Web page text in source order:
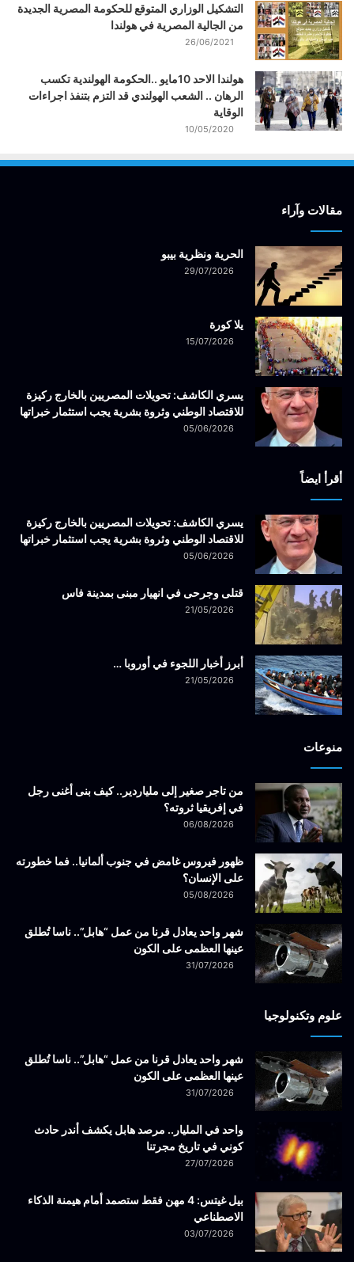
التشكيل الوزاري المتوقع للحكومة المصرية الجديدة
من الجالية المصرية في هولندا
26/06/2021
هولندا الاحد 10مايو ..الحكومة الهولندية تكسب
الرهان .. الشعب الهولندي قد التزم بتنفذ اجراءات
الوقاية
10/05/2020
مقالات وآراء
الحرية ونظرية بيبو
29/07/2026
يلا كورة
15/07/2026
يسري الكاشف: تحويلات المصريين بالخارج ركيزة
للاقتصاد الوطني وثروة بشرية يجب استثمار خبراتها
05/06/2026
أقرأ ايضاً
يسري الكاشف: تحويلات المصريين بالخارج ركيزة
للاقتصاد الوطني وثروة بشرية يجب استثمار خبراتها
05/06/2026
قتلى وجرحى في انهيار مبنى بمدينة فاس
21/05/2026
أبرز أخبار اللجوء في أوروبا …
21/05/2026
منوعات
من تاجر صغير إلى ملياردير.. كيف بنى أغنى رجل
في إفريقيا ثروته؟
06/08/2026
ظهور فيروس غامض في جنوب ألمانيا.. فما خطورته
على الإنسان؟
05/08/2026
شهر واحد يعادل قرنا من عمل “هابل”.. ناسا تُطلق
عينها العظمى على الكون
31/07/2026
علوم وتكنولوجيا
شهر واحد يعادل قرنا من عمل “هابل”.. ناسا تُطلق
عينها العظمى على الكون
31/07/2026
واحد في المليار.. مرصد هابل يكشف أندر حادث
كوني في تاريخ مجرتنا
27/07/2026
بيل غيتس: 4 مهن فقط ستصمد أمام هيمنة الذكاء
الاصطناعي
03/07/2026